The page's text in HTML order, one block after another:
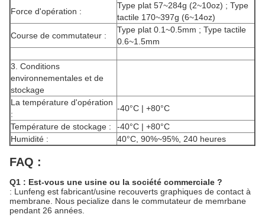
Force d'opération :
Type plat 57~284g (2~10oz) ; Type
tactile 170~397g (6~14oz)
Course de commutateur :
Type plat 0.1~0.5mm ; Type tactile
0.6~1.5mm
3. Conditions
environnementales et de
stockage
La température d'opération
:
-40°C | +80°C
Température de stockage :
-40°C | +80°C
Humidité :
40°C, 90%~95%, 240 heures
FAQ :
Q1 : Est-vous une usine ou la société commerciale ?
: Lunfeng est fabricant/usine recouverts graphiques de contact à
membrane. Nous pecialize dans le commutateur de memrbane
pendant 26 années.